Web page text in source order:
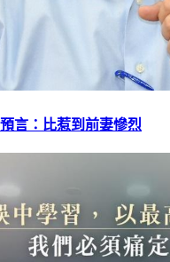
言：比惹到前妻慘烈